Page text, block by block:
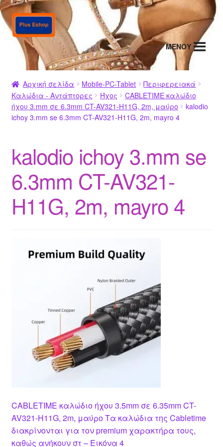
Απευθείας
μετάβαση
στην
πλοήγηση
Μετάβαση
σε
περιεχόμενο
MENΟΥ
Αρχική σελίδα Mobile-PC-Tablet
Περιφερειακά
Καλώδια - Αντάπτορες
Ήχος
CABLETIME καλώδιο
ήχου 3.mm σε 6.3mm CT-AV321-H11G, 2m, μαύρο
kalodio
ichoy 3.mm se 6.3mm CT-AV321-H11G, 2m, mayro 4
kalodio ichoy 3.mm se
6.3mm CT-AV321-
H11G, 2m, mayro 4
CABLETIME καλώδιο ήχου 3.5mm σε 6.35mm CT-
AV321-H11G, 2m, μαύρο Τα καλώδια της Cabletime
διακρίνονται για τον premium χαρακτήρα τους,
καθώς ανήκουν στ – Εικόνα 4